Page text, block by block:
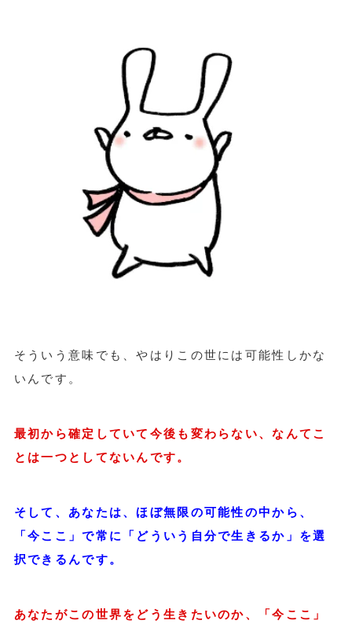
そういう意味でも、やはりこの世には可能性しかな
いんです。
最初から確定していて今後も変わらない、なんてこ
とは一つとしてないんです。
そして、あなたは、ほぼ無限の可能性の中から、
「今ここ」で常に「どういう自分で生きるか」を選
択できるんです。
あなたがこの世界をどう生きたいのか、「今ここ」